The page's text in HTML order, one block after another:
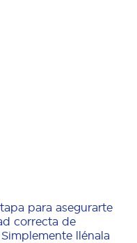
para asegurarte
correcta de
llénala